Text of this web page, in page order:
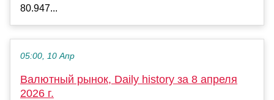
80.947...
05:00, 10 Апр
Валютный рынок, Daily history за 8 апреля
2026 г.